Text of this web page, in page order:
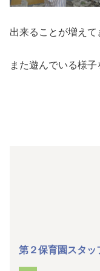
出来ることが増え
また遊んでいる様
第２保育園スタッ